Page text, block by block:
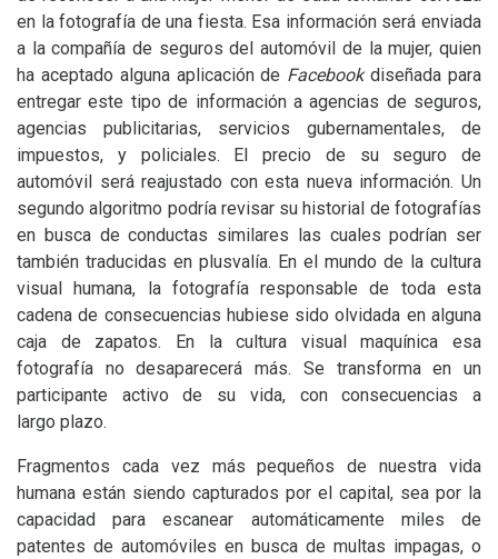
en la fotografía de una fiesta. Esa información será enviada
a la compañía de seguros del automóvil de la mujer, quien
ha aceptado alguna aplicación de Facebookdiseñada para
entregar este tipo de información a agencias de seguros,
agencias publicitarias, servicios gubernamentales, de
impuestos, y policiales. El precio de su seguro de
automóvil será reajustado con esta nueva información. Un
segundo algoritmo podría revisar su historial de fotografías
en busca de conductas similares las cuales podrían ser
también traducidas en plusvalía. En el mundo de la cultura
visual humana, la fotografía responsable de toda esta
cadena de consecuencias hubiese sido olvidada en alguna
caja de zapatos. En la cultura visual maquínica esa
fotografía no desaparecerá más. Se transforma en un
participante activo de su vida, con consecuencias a
largo plazo.
Fragmentos cada vez más pequeños de nuestra vida
humana están siendo capturados por el capital, sea por la
capacidad para escanear automáticamente miles de
patentes de automóviles en busca de multas impagas, o